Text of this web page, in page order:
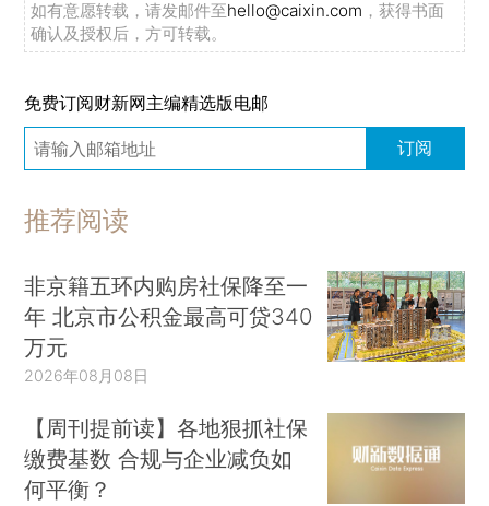
如有意愿转载，请发邮件至hello@caixin.com ，获得书面
确认及授权后，方可转载。
免费订阅财新网主编精选版电邮
订阅
推荐阅读
非京籍五环内购房社保降至一
年 北京市公积金最高可贷340
万元
2026年08月08日
【周刊提前读】各地狠抓社保
缴费基数 合规与企业减负如
何平衡？